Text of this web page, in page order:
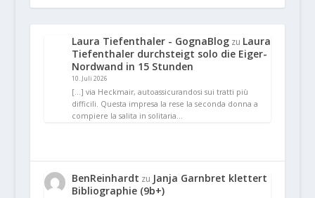
Laura Tiefenthaler - GognaBlogzu Laura
Tiefenthaler durchsteigt solo die Eiger-
Nordwand in 15 Stunden
10. Juli 2026
[…] via Heckmair, autoassicurandosi sui tratti più
difficili. Questa impresa la rese la seconda donna a
compiere la salita in solitaria…
BenReinhardt zu Janja Garnbret klettert
Bibliographie (9b+)